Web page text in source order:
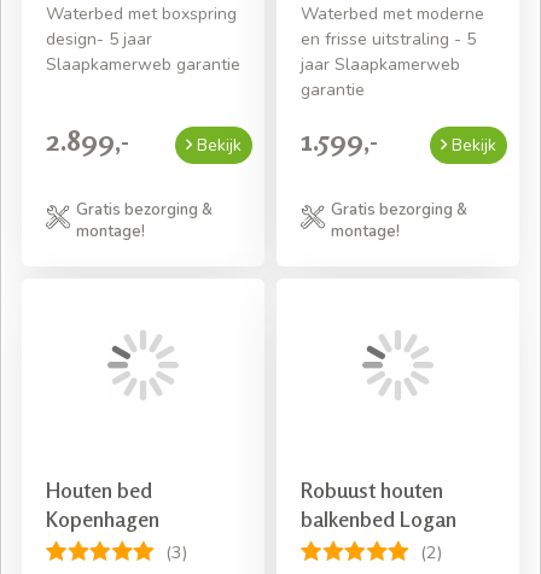
Waterbed met boxspring
design- 5 jaar
Slaapkamerweb garantie
2.899,- Bekijk
Gratis bezorging &
montage!
Waterbed met moderne
en frisse uitstraling - 5
jaar Slaapkamerweb
garantie
1.599,- Bekijk
Gratis bezorging &
montage!
Houten bed
Kopenhagen
(3)
Robuust houten
balkenbed Logan
(2)